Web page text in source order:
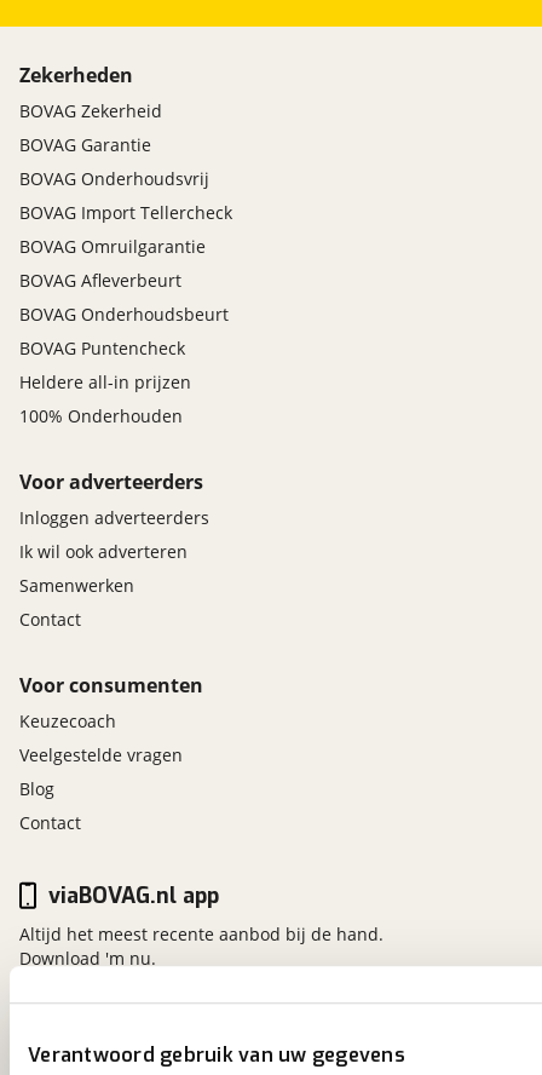
Verantwoord gebruik van uw gegevens
Zekerheden
BOVAG Zekerheid
BOVAG Garantie
BOVAG Onderhoudsvrij
BOVAG Import Tellercheck
BOVAG Omruilgarantie
BOVAG Afleverbeurt
BOVAG Onderhoudsbeurt
BOVAG Puntencheck
Heldere all-in prijzen
100% Onderhouden
Voor adverteerders
Inloggen adverteerders
Ik wil ook adverteren
Samenwerken
Contact
Voor consumenten
Keuzecoach
Veelgestelde vragen
Blog
Contact
viaBOVAG.nl
viaBOVAG.nl app
Altijd het meest recente aanbod bij de hand.
Download 'm nu.